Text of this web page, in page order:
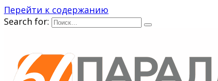
Перейти к содержанию
Search for: